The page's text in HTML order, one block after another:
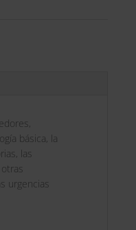
básica, la
las
urgencias